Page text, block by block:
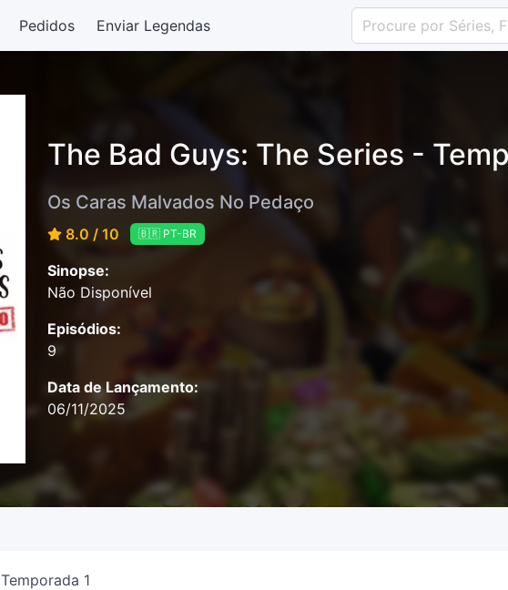
Pedidos Enviar Legendas
The Bad Guys: The Series -
Os Caras Malvados No Pedaço
8.0 / 10 🇧🇷 PT-BR
Sinopse:
Não Disponível
Episódios:
9
Data de Lançamento:
06/11/2025
Temporada 1